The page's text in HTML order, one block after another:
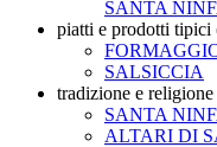
SANTA
piatti e prodotti tipici
SALSICCIA
tradizione e religione
SANTA
ALTARI DI